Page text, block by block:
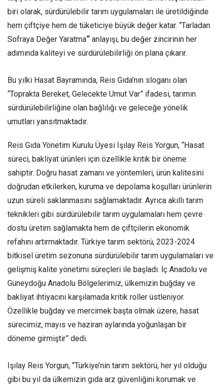
biri olarak, sürdürülebilir tarım uygulamaları ile üretildiğinde
hem çiftçiye hem de tüketiciye büyük değer katar. “Tarladan
Sofraya Değer Yaratma“ anlayışı, bu değer zincirinin her
adımında kaliteyi ve sürdürülebilirliği ön plana çıkarır.
Bu yılki Hasat Bayramında, Reis Gıda’nın sloganı olan
“Toprakta Bereket, Gelecekte Umut Var” ifadesi, tarımın
sürdürülebilirliğine olan bağlılığı ve geleceğe yönelik
umutları yansıtmaktadır.
Reis Gıda Yönetim Kurulu Üyesi Işılay Reis Yorgun, “Hasat
süreci, bakliyat ürünleri için özellikle kritik bir öneme
sahiptir. Doğru hasat zamanı ve yöntemleri, ürün kalitesini
doğrudan etkilerken, kuruma ve depolama koşulları ürünlerin
uzun süreli saklanmasını sağlamaktadır. Ayrıca akıllı tarım
teknikleri gibi sürdürülebilir tarım uygulamaları hem çevre
dostu üretim sağlamakta hem de çiftçilerin ekonomik
refahını artırmaktadır. Türkiye tarım sektörü, 2023-2024
bitkisel üretim sezonuna sürdürülebilir tarım uygulamaları ve
gelişmiş kalite yönetimi süreçleri ile başladı. İç Anadolu ve
Güneydoğu Anadolu Bölgelerimiz, ülkemizin buğday ve
bakliyat ihtiyacını karşılamada kritik roller üstleniyor.
Özellikle buğday ve mercimek başta olmak üzere, hasat
sürecimiz, mayıs ve haziran aylarında yoğunlaşan bir
döneme girmiştir” dedi.
Işılay Reis Yorgun, “Türkiye’nin tarım sektörü, her yıl olduğu
gibi bu yıl da ülkemizin gıda arz güvenliğini korumak ve